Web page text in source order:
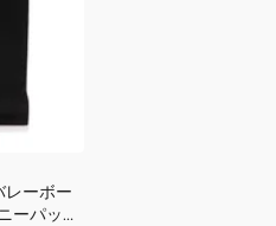
レーボー
ーパッド